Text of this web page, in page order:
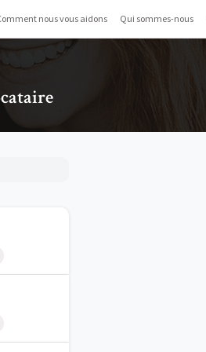
nous vous aidons Qui sommes-nous